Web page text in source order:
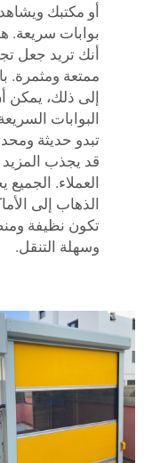
أو مكتبك
بوابات سريعة.
أنك تريد جعل
ممتعة ومثمرة.
إلى ذلك، يمكن
البوابات
تبدو حديثة
قد يجذب
العملاء.
الذهاب إلى
تكون نظيفة
وسهلة التنقل.